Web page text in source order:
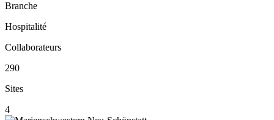
Branche
Hospitalité
Collaborateurs
290
Sites
4